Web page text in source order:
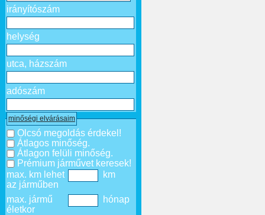
irányítószám
helység
utca, házszám
adószám
minőségi elvárásaim
Olcsó megoldás érdekel!
Átlagos minőség.
Átlagon felüli minőség.
Prémium járművet keresek!
max. km lehet
az járműben
km
max. jármű
életkor
hónap